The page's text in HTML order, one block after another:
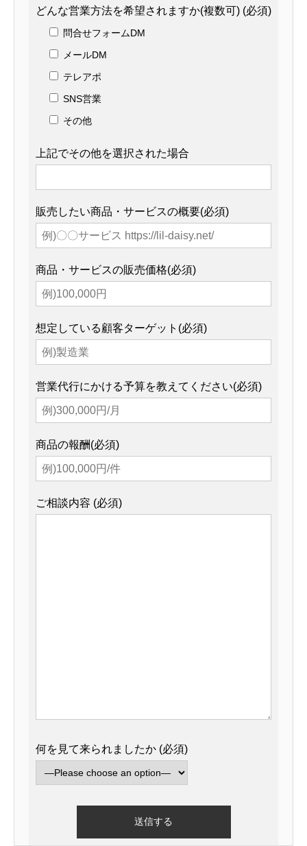
どんな営業方法を希望されますか(複数可) (必須)
問合せフォームDM
メールDM
テレアポ
SNS営業
その他
上記でその他を選択された場合
販売したい商品・サービスの概要(必須)
商品・サービスの販売価格(必須)
想定している顧客ターゲット(必須)
営業代行にかける予算を教えてください(必須)
商品の報酬(必須)
ご相談内容 (必須)
何を見て来られましたか (必須)